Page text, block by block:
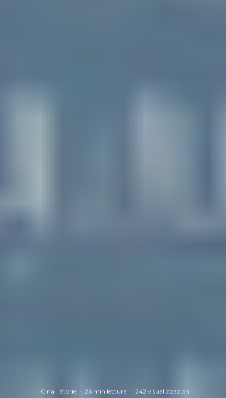
Cina Storie · 26 min lettura · 242 visualizzazioni